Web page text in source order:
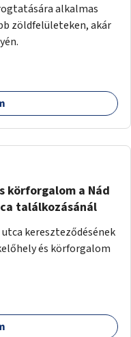
alkalmas
zöldfelületeken, akár
körforgalom a Nád
találkozásánál
kereszteződésének
és körforgalom